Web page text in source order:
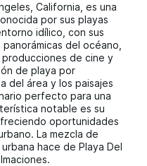
California, es una
por sus playas
idílico, con sus
del océano,
de cine y
de playa por
del área y los paisajes
perfecto para una
notable es su
oportunidades
La mezcla de
hace de Playa Del